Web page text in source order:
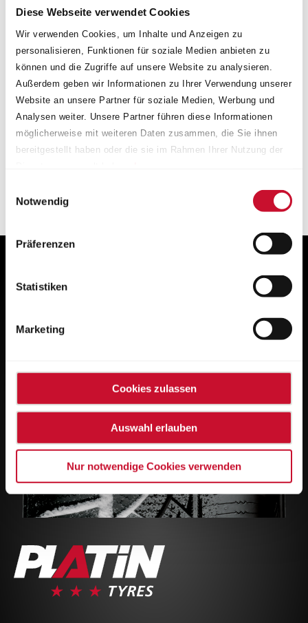
Diese Webseite verwendet Cookies
Wir verwenden Cookies, um Inhalte und Anzeigen zu
personalisieren, Funktionen für soziale Medien anbieten zu
können und die Zugriffe auf unsere Website zu analysieren.
Außerdem geben wir Informationen zu Ihrer Verwendung unserer
Website an unsere Partner für soziale Medien, Werbung und
Analysen weiter. Unsere Partner führen diese Informationen
möglicherweise mit weiteren Daten zusammen, die Sie ihnen
bereitgestellt haben oder die sie im Rahmen Ihrer Nutzung der
Notwendig
Präferenzen
Statistiken
Marketing
Cookies zulassen
Auswahl erlauben
Nur notwendige Cookies verwenden
PLATINP 124 PLATINP 124